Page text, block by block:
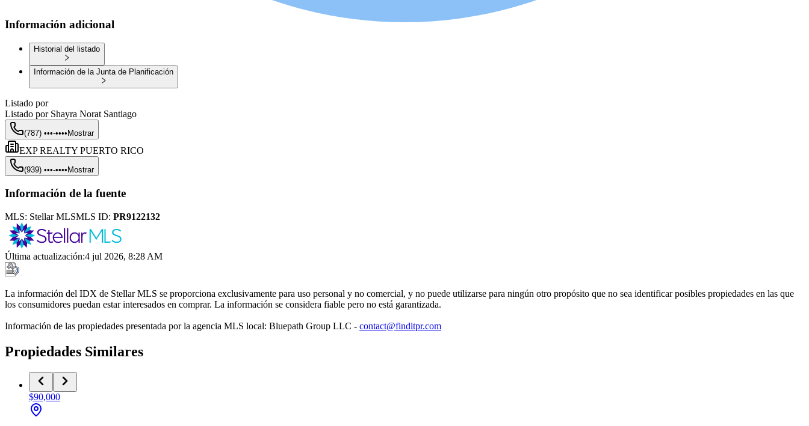
Información adicional
Historial del listado
Información de la Junta de Planificación
Listado por
Listado por Shayra Norat Santiago
(787) •••-••••Mostrar
EXP REALTY PUERTO RICO
(939) •••-••••Mostrar
Información de la fuente
MLS: Stellar MLSMLS ID: PR9122132
Última actualización:4 jul 2026, 8:28 AM
La información del IDX de Stellar MLS se proporciona exclusivamente para uso personal y no comercial, y no puede utilizarse para ningún otro propósito que no sea identificar posibles propiedades en las que
los consumidores puedan estar interesados en comprar. La información se considera fiable pero no está garantizada.
Información de las propiedades presentada por la agencia MLS local: Bluepath Group LLC - contact@finditpr.com
Propiedades Similares
$90,000